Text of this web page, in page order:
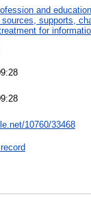
and education.
supports,
for
10760/33468